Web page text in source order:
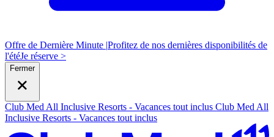
Offre de Dernière Minute |Profitez de nos dernières disponibilités de
l'étéJe réserve >
Fermer
Club Med All Inclusive Resorts - Vacances tout inclus Club Med All
Inclusive Resorts - Vacances tout inclus